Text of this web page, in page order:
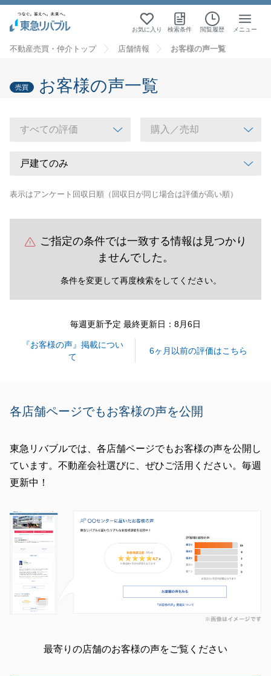
お気に入り 検索条件 閲覧履歴 メニュー
不動産売買・仲介トップ 店舗情報 お客様の声一覧
売買 お客様の声一覧
表示はアンケート回収日順（回収日が同じ場合は評価が高い順）
ご指定の条件では一致する情報は見つかり
ませんでした。
条件を変更して再度検索をしてください。
毎週更新予定 最終更新日：8月6日
『お客様の声』掲載につい
て
6ヶ月以前の評価はこちら
各店舗ページでもお客様の声を公開
東急リバブルでは、各店舗ページでもお客様の声を公開し
ています。不動産会社選びに、ぜひご活用ください。毎週
更新中！
最寄りの店舗のお客様の声をご覧ください